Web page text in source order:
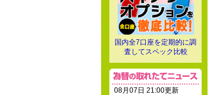
国内全7口座を定期的に調
査してスペック比較
08月07日 21:00更新